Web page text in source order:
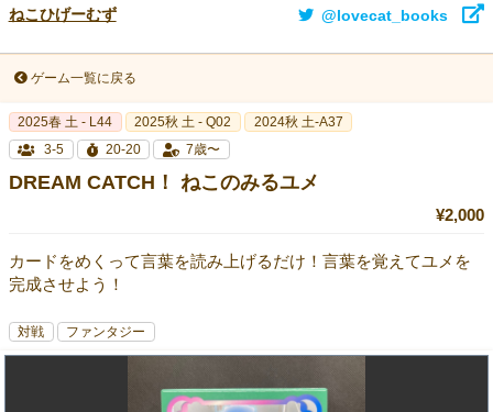
ねこひげーむず @lovecat_books
ゲーム一覧に戻る
2025春 土 - L44 2025秋 土 - Q02
2024秋 土-A37
3-5
20-20 7歳〜
DREAM CATCH！ ねこのみるユメ
¥2,000
カードをめくって言葉を読み上げるだけ！言葉を覚えてユメを
完成させよう！
対戦 ファンタジー